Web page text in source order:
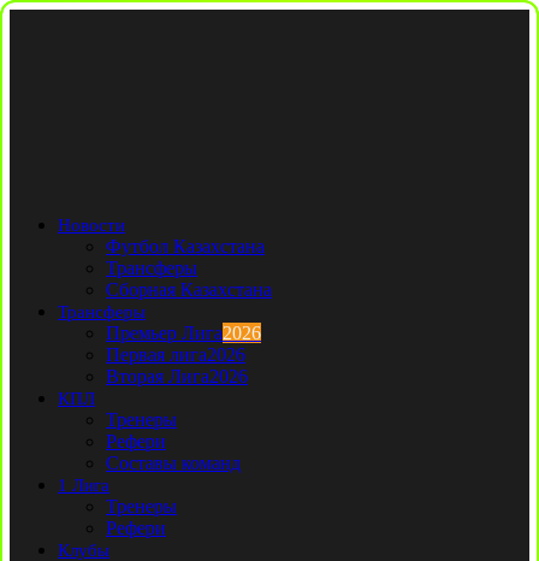
Новости
Футбол Казахстана
Трансферы
Сборная Казахстана
Трансферы
Премьер Лига2026
Первая лига2026
Вторая Лига2026
КПЛ
Тренеры
Рефери
Составы команд
1 Лига
Тренеры
Рефери
Клубы